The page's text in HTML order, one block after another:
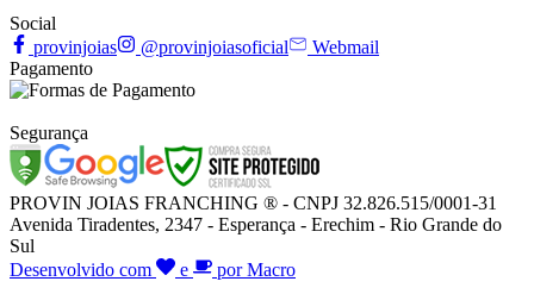
Social
provinjoias
@provinjoiasoficial
Webmail
Pagamento
Segurança
PROVIN JOIAS FRANCHING ® - CNPJ 32.826.515/0001-31
Avenida Tiradentes, 2347 - Esperança - Erechim - Rio Grande do
Sul
Desenvolvido com
e por Macro